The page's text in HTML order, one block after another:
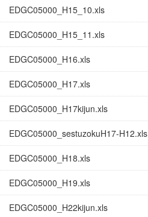
EDGC05000_H15_10.xls
EDGC05000_H15_11.xls
EDGC05000_H16.xls
EDGC05000_H17.xls
EDGC05000_H17kijun.xls
EDGC05000_sestuzokuH17-H12.xls
EDGC05000_H18.xls
EDGC05000_H19.xls
EDGC05000_H22kijun.xls